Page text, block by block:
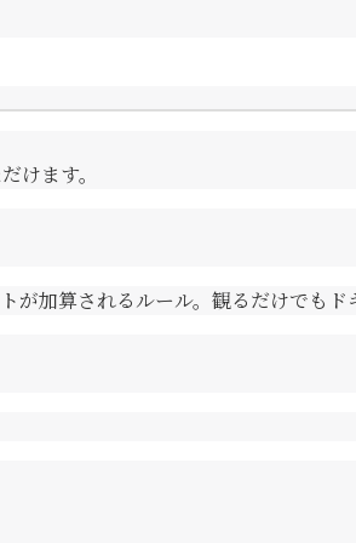
けます。
加算されるルール。観るだけでもド